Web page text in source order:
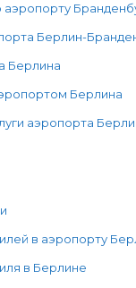
аэропорту
Берлин-
Берлина
Берлина
аэропорта
в аэропорту
в Берлине